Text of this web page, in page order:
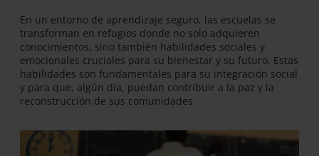
En un entorno de aprendizaje seguro, las escuelas se
transforman en refugios donde no solo adquieren
conocimientos, sino también habilidades sociales y
emocionales cruciales para su bienestar y su futuro. Estas
habilidades son fundamentales para su integración social
y para que, algún día, puedan contribuir a la paz y la
reconstrucción de sus comunidades.